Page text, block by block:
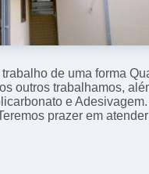
de uma forma
outros trabalhamos,
e
prazer em